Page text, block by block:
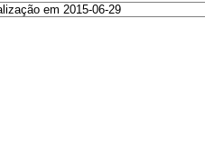
em 2015-06-29